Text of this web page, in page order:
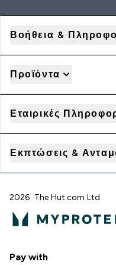
Βοήθεια &
Προϊόντα
Εταιρικές
Εκπτώσεις &
2026 The Hut.com Ltd
Pay with